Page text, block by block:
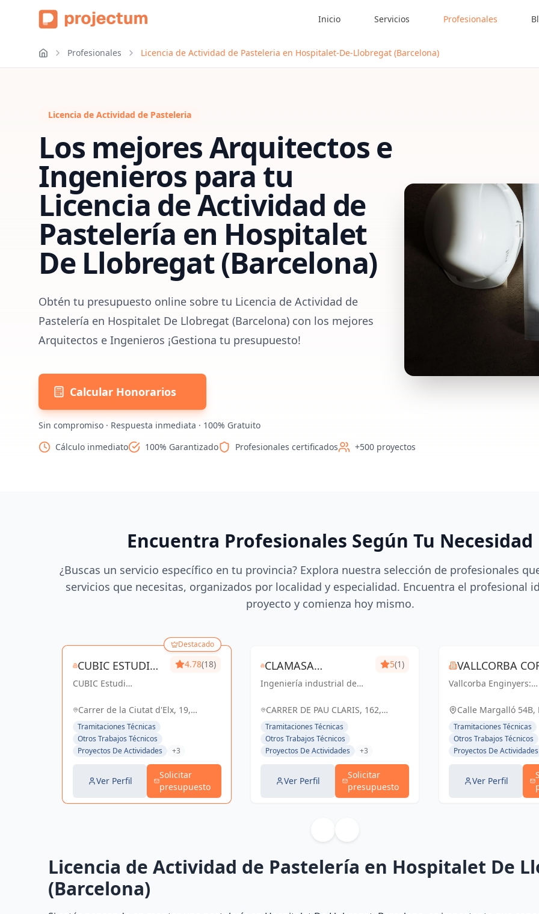
Inicio Servicios Profesionales
Profesionales Licencia de Actividad de Pasteleria en Hospitalet-De-Llobregat (Barcelona)
Licencia de Actividad de Pasteleria
Los mejores Arquitectos e
Ingenieros para tu
Licencia de Actividad de
Pastelería en Hospitalet
De Llobregat (Barcelona)
Obtén tu presupuesto online sobre tu Licencia de Actividad de
Pastelería en Hospitalet De Llobregat (Barcelona) con los mejores
Arquitectos e Ingenieros ¡Gestiona tu presupuesto!
Calcular Honorarios
Sin compromiso · Respuesta inmediata · 100% Gratuito
Cálculo inmediato
100% Garantizado Profesionales certificados +500 proyectos
Encuentra Profesionales Según Tu Necesidad
¿Buscas un servicio específico en tu provincia? Explora nuestra selección de profesionales
servicios que necesitas, organizados por localidad y especialidad. Encuentra el profesional
proyecto y comienza hoy mismo.
Destacado
CUBIC ESTUDI
D'ENGINYERIA
S.L.
CUBIC Estudi
14 años brindando
Arquitectura e
Ingeniería con una
trayectoria sólida y
4.78(18)
Carrer de la Ciutat d'Elx, 19,
Barcelona, España, España
Tramitaciones Técnicas
Otros Trabajos Técnicos
Proyectos De Actividades
+3
Ver Perfil
Solicitar
presupuesto
CLAMASA
INGENIERÍA
INDUSTRIAL Y
SERVICIOS, S.L.
Ingeniería industrial de
Soluciones eficientes para
5(1)
CARRER DE PAU CLARIS, 162,
BARCELONA, ESPAÑA, España
Tramitaciones Técnicas
Otros Trabajos Técnicos
Proyectos De Actividades
+3
Ver Perfil
Solicitar
presupuesto
VALLCORBA
S.L.
Vallcorba Enginyers:
cada proyecto,
espacios inspiradores
el futuro.
Calle Margalló 54B,
Tramitaciones Técnicas
Otros Trabajos Técnicos
Proyectos De Actividades
Ver Perfil
Licencia de Actividad de Pastelería en Hospitalet De
(Barcelona)